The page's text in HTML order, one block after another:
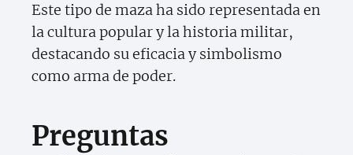
Este tipo de maza ha sido representada en
la cultura popular y la historia militar,
destacando su eficacia y simbolismo
como arma de poder.
Preguntas